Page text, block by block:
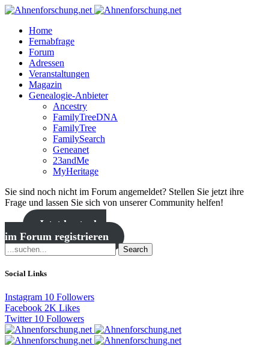
Home
Fernabfrage
Forum
Adressen
Veranstaltungen
Magazin
Genealogie-Anbieter
Ancestry
FamilyTreeDNA
FamilyTree
FamilySearch
Geneanet
23andMe
MyHeritage
Sie sind noch nicht im Forum angemeldet? Stellen Sie jetzt ihre
Frage und lassen Sie sich von unserer Community helfen!
Jetzt kostenlos
im Forum registrieren
Search
Social Links
Instagram 10 Followers
Facebook 2K Likes
Twitter 10 Followers